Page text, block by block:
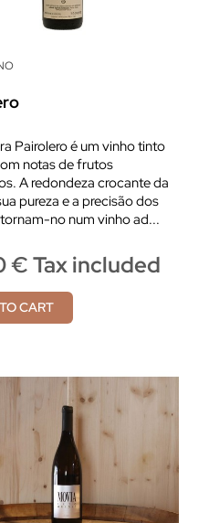
Pairolero é um vinho tinto
notas de frutos
A redondeza crocante da
pureza e a precisão dos
no num vinho ad...
€ Tax included
CART